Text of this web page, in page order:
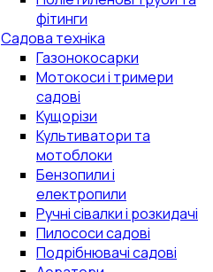
фітинги
Садова техніка
Газонокосарки
Мотокоси і тримери
садові
Кущорізи
Культиватори та
мотоблоки
Бензопили і
електропили
Ручні сівалки і розкидачі
Пилососи садові
Подрібнювачі садові